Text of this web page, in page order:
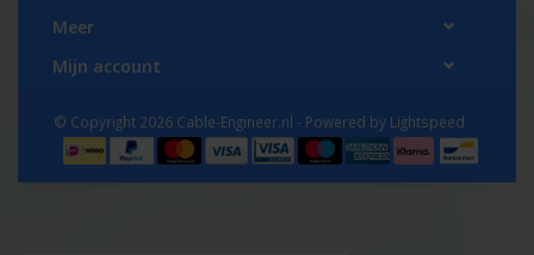
Meer
Mijn account
© Copyright 2026 Cable-Engineer.nl - Powered by Lightspeed